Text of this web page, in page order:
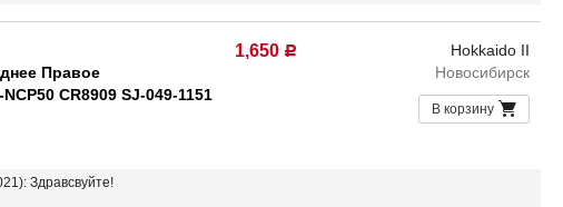
Правое
CR8909 SJ-049-1151
1,650 Р
Hokkaido II
Новосибирск
В корзину
Здравсвуйте!